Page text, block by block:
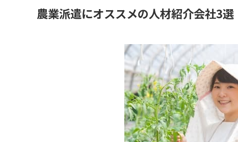
農業派遣にオススメの人材紹介会社3選